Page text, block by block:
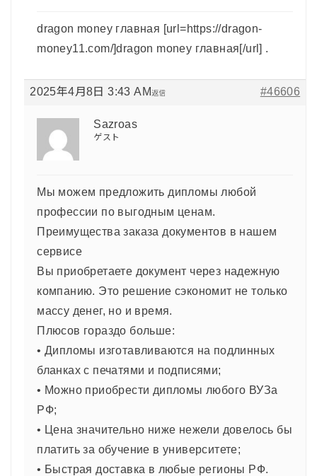
dragon money главная [url=https://dragon-
money11.com/]dragon money главная[/url] .
2025年4月8日 3:43 AM #46606
返信
Sazroas
ゲスト
Мы можем предложить дипломы любой
профессии по выгодным ценам.
Преимущества заказа документов в нашем
сервисе
Вы приобретаете документ через надежную
компанию. Это решение сэкономит не только
массу денег, но и время.
Плюсов гораздо больше:
• Дипломы изготавливаются на подлинных
бланках с печатями и подписями;
• Можно приобрести дипломы любого ВУЗа
РФ;
• Цена значительно ниже нежели довелось бы
платить за обучение в университете;
• Быстрая доставка в любые регионы РФ.